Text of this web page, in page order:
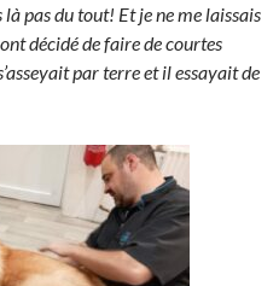
pas du tout! Et je ne me laissais
décidé de faire de courtes
par terre et il essayait de